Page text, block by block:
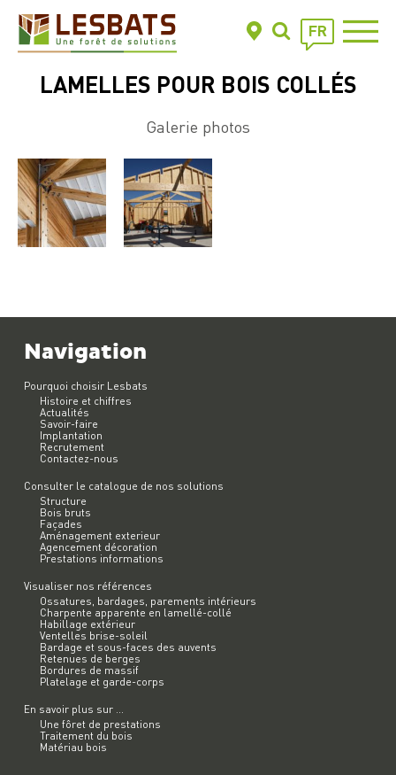
FR
LAMELLES POUR BOIS COLLÉS
Galerie photos
Navigation
Pourquoi choisir Lesbats
Histoire et chiffres
Actualités
Savoir-faire
Implantation
Recrutement
Contactez-nous
Consulter le catalogue de nos solutions
Structure
Bois bruts
Façades
Aménagement exterieur
Agencement décoration
Prestations informations
Visualiser nos références
Ossatures, bardages, parements intérieurs
Charpente apparente en lamellé-collé
Habillage extérieur
Ventelles brise-soleil
Bardage et sous-faces des auvents
Retenues de berges
Bordures de massif
Platelage et garde-corps
En savoir plus sur ...
Une fôret de prestations
Traitement du bois
Matériau bois